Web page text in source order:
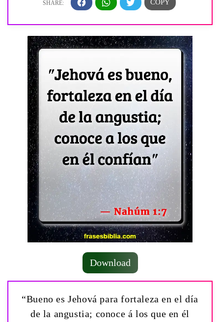
Download
“Bueno es Jehová para fortaleza en el día
de la angustia; conoce á los que en él